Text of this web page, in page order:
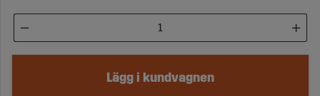
Lägg i kundvagnen